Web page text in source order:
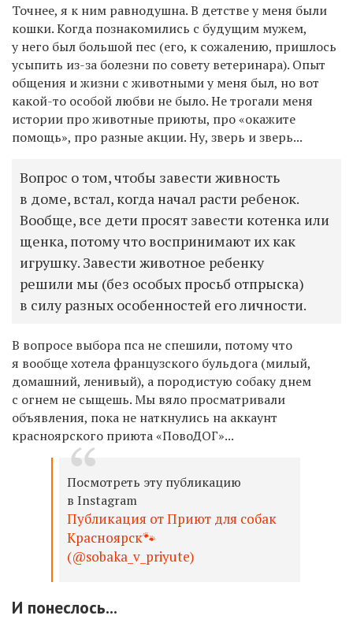
Точнее, я к ним равнодушна. В детстве у меня были
кошки. Когда познакомились с будущим мужем,
у него был большой пес (его, к сожалению, пришлось
усыпить из-за болезни по совету ветеринара). Опыт
общения и жизни с животными у меня был, но вот
какой-то особой любви не было. Не трогали меня
истории про животные приюты, про «окажите
помощь», про разные акции. Ну, зверь и зверь...
Вопрос о том, чтобы завести живность
в доме, встал, когда начал расти ребенок.
Вообще, все дети просят завести котенка или
щенка, потому что воспринимают их как
игрушку. Завести животное ребенку
решили мы (без особых просьб отпрыска)
в силу разных особенностей его личности.
В вопросе выбора пса не спешили, потому что
я вообще хотела французского бульдога (милый,
домашний, ленивый), а породистую собаку днем
с огнем не сыщешь. Мы вяло просматривали
объявления, пока не наткнулись на аккаунт
красноярского приюта «ПовоДОГ»...
Посмотреть эту публикацию
в Instagram
Публикация от Приют для собак
Красноярск🐾
(@sobaka_v_priyute)
И понеслось...